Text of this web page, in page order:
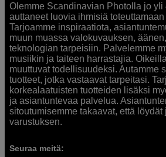
Olemme Scandinavian Photolla jo yli
auttaneet luovia ihmisiä
Tarjoamme inspiraatiota,
muun muassa valokuvauksen,
teknologian tarpeisiin. Palvelemme
musiikin ja taiteen harrastajia.
muuttuvat todellisuudeksi. Autamme
tuotteet, jotka vastaavat tarpeitasi.
korkealaatuisten tuotteiden lisäksi
ja asiantuntevaa palvelua.
sitoutumisemme takaavat, että
varustuksen.
Seuraa meitä: